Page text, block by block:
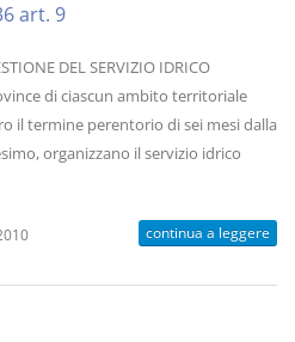
art. 9
DEL SERVIZIO IDRICO
di ciascun ambito territoriale
il termine perentorio di sei mesi dalla
organizzano il servizio idrico
continua a leggere